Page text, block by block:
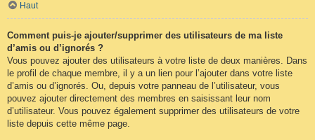
Haut
Comment puis-je ajouter/supprimer des utilisateurs de ma liste
d’amis ou d’ignorés ?
Vous pouvez ajouter des utilisateurs à votre liste de deux manières. Dans
le profil de chaque membre, il y a un lien pour l’ajouter dans votre liste
d’amis ou d’ignorés. Ou, depuis votre panneau de l’utilisateur, vous
pouvez ajouter directement des membres en saisissant leur nom
d’utilisateur. Vous pouvez également supprimer des utilisateurs de votre
liste depuis cette même page.